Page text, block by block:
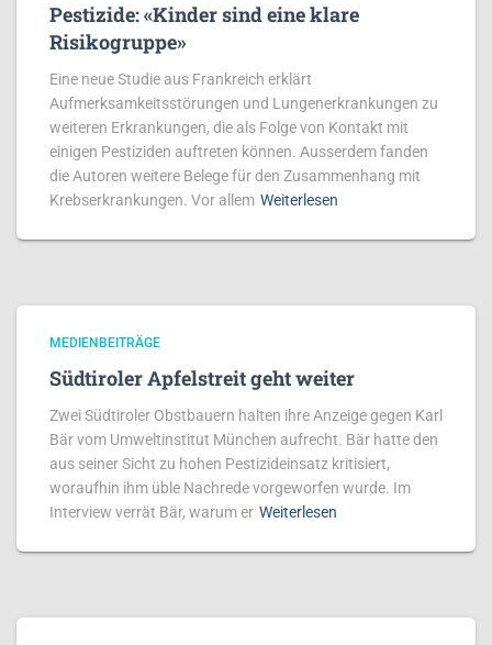
Pestizide: «Kinder sind eine klare
Risikogruppe»
Eine neue Studie aus Frankreich erklärt
Aufmerksamkeitsstörungen und Lungenerkrankungen zu
weiteren Erkrankungen, die als Folge von Kontakt mit
einigen Pestiziden auftreten können. Ausserdem fanden
die Autoren weitere Belege für den Zusammenhang mit
Krebserkrankungen. Vor allem Weiterlesen
MEDIENBEITRÄGE
Südtiroler Apfelstreit geht weiter
Zwei Südtiroler Obstbauern halten ihre Anzeige gegen Karl
Bär vom Umweltinstitut München aufrecht. Bär hatte den
aus seiner Sicht zu hohen Pestizideinsatz kritisiert,
woraufhin ihm üble Nachrede vorgeworfen wurde. Im
Interview verrät Bär, warum er Weiterlesen